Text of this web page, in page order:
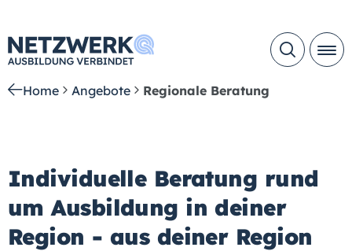
Home Angebote Regionale Beratung
Individuelle Beratung rund
um Ausbildung in deiner
Region - aus deiner Region